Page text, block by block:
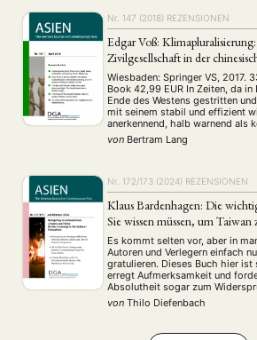
Umwelt (45) (788)
Workshop (126)
MITGLIEDSCHAFT STUDIUM
MITGLIEDERBEREICH KONTAKT
ENGLISH
Nr. 147 (2018) REZENSIONEN
Edgar Voß:
Zivilgesellschaft in der
Wiesbaden: Springer VS, 2017.
Book 42,99 EUR In Zeiten, da
Ende des Westens gestritten
mit seinem stabil und effizient
anerkennend, halb warnend als
des 21. Jahrhunderts betrachtet
Voß am Fallbeispiel der
von Bertram Lang
Nr. 172/173 (2024) REZENSIONEN
Klaus Bardenhagen: Die
Sie wissen müssen, um Taiwan
Es kommt selten vor, aber in
Autoren und Verlegern einfach
gratulieren. Dieses Buch hier ist
erregt Aufmerksamkeit und
Absolutheit sogar zum
gleichzeitig wohlbegründet,
der Anlass zu einem Konflikt
von Thilo Diefenbach